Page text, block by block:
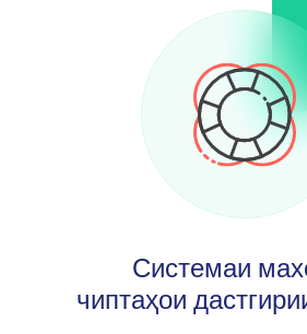
Системаи
чиптаҳои